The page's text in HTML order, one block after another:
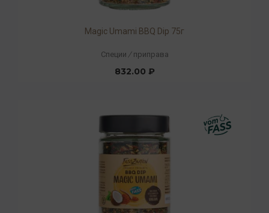
Magic Umami BBQ Dip 75г
Специи / приправа
832.00 ₽